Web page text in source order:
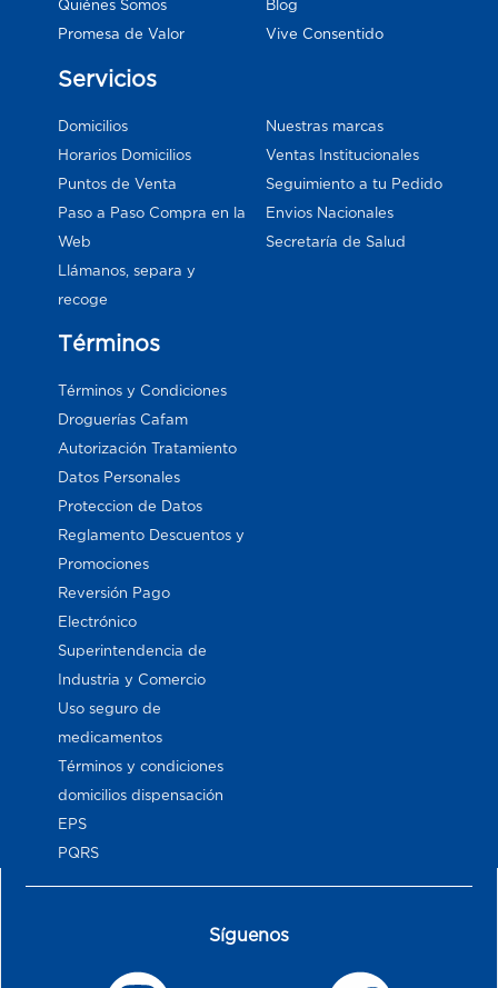
Quiénes Somos
Promesa de Valor
Blog
Vive Consentido
Servicios
Domicilios
Horarios Domicilios
Puntos de Venta
Paso a Paso Compra en la
Web
Llámanos, separa y
recoge
Nuestras marcas
Ventas Institucionales
Seguimiento a tu Pedido
Envios Nacionales
Secretaría de Salud
Términos
Términos y Condiciones
Droguerías Cafam
Autorización Tratamiento
Datos Personales
Proteccion de Datos
Reglamento Descuentos y
Promociones
Reversión Pago
Electrónico
Superintendencia de
Industria y Comercio
Uso seguro de
medicamentos
Términos y condiciones
domicilios dispensación
EPS
PQRS
Síguenos